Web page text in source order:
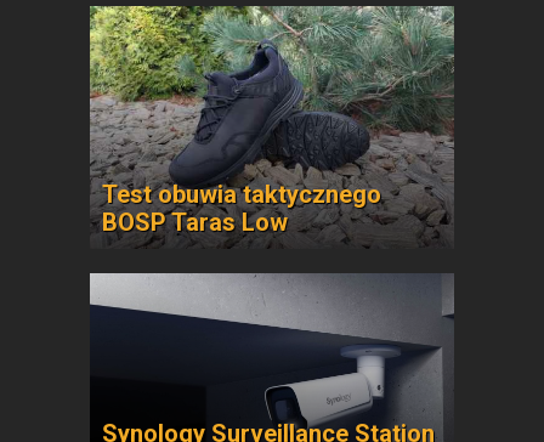
Test obuwia taktycznego
BOSP Taras Low
Synology Surveillance Station